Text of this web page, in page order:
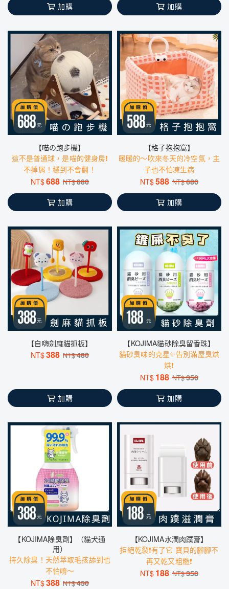
加購 加購
【喵の跑步機】
這不是普通球，是喵的健身房❗️
不掉屑！穩到不會翻！
NT$688 NT$880
加購
【格子抱抱窩】
暖暖的～吹來冬天的冷空氣，主
子也不怕凍生病
NT$588 NT$680
加購
【自嗨劍麻貓抓板】
NT$388 NT$480
加購
【KOJIMA貓砂除臭留香珠】
貓砂臭味的克星✨告別滿屋臭烘
烘❗️
NT$ 188 NT$350
加購
【KOJIMA除臭劑】（貓犬通
用）
持久除臭！天然萃取毛孩舔到也
不怕唷～
NT$388 NT$450
【KOJIMA水潤肉蹼膏】
拒絕乾裂❗️有了它 寶貝的腳腳不
再又乾又粗糙❗️
NT$ 188 NT$358